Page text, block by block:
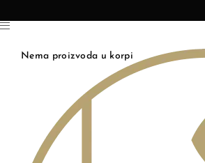
Nema proizvoda u korpi